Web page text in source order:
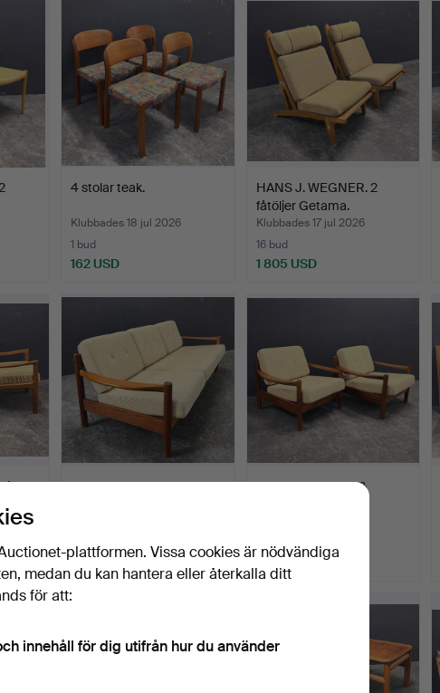
4 stolar teak.
Klubbades 18 jul 2026
1 bud
162 USD
HANS J. WEGNER. 2
fåtöljer Getama.
Klubbades 17 jul 2026
16 bud
1 805 USD
BØRGE JENSEN &
1 bud
173 USD
BØRGE JENSEN &
3 bud
635 USD
plattformen. Vissa cookies är nödvändiga
medan du kan hantera eller återkalla ditt
för att:
innehåll för dig utifrån hur du använder